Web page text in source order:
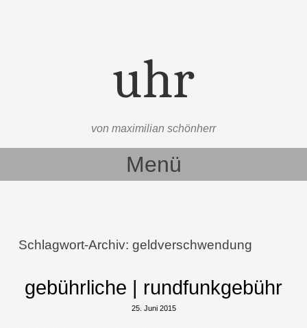
uhr
von maximilian schönherr
Menü
Schlagwort-Archiv:geldverschwendung
gebührliche | rundfunkgebühr
25. Juni 2015